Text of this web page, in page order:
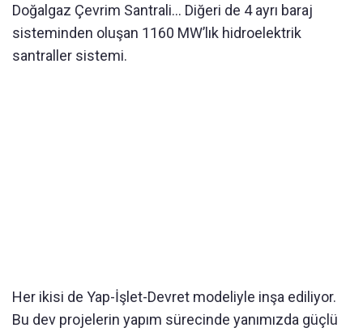
Doğalgaz Çevrim Santrali... Diğeri de 4 ayrı baraj
sisteminden oluşan 1160 MW’lık hidroelektrik
santraller sistemi.
Her ikisi de Yap-İşlet-Devret modeliyle inşa ediliyor.
Bu dev projelerin yapım sürecinde yanımızda güçlü